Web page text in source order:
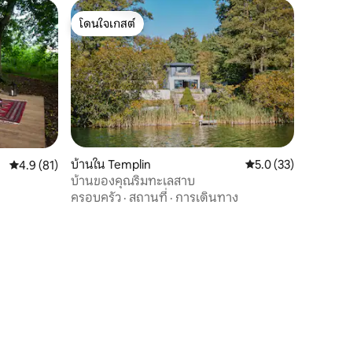
คะแนนเฉลี่ย 4.9 จาก 5, 81 รีวิว
4.9 (81)
โดนใจเกสต์
โดนใจเกสต์
บ้านใน Templin คะแนนเฉลี่ย 5.0 จาก
5.0 (33)
บ้านของคุณริมทะเลสาบ
ครอบครัว · สถานที่ · การเดินทาง